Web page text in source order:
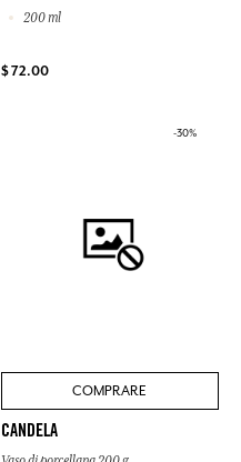
200 ml
$ 72.00
-30%
COMPRARE
CANDELA